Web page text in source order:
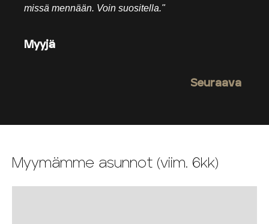
missä mennään. Voin suositella."
Myyjä
Seuraava
Myymämme asunnot (viim. 6kk)